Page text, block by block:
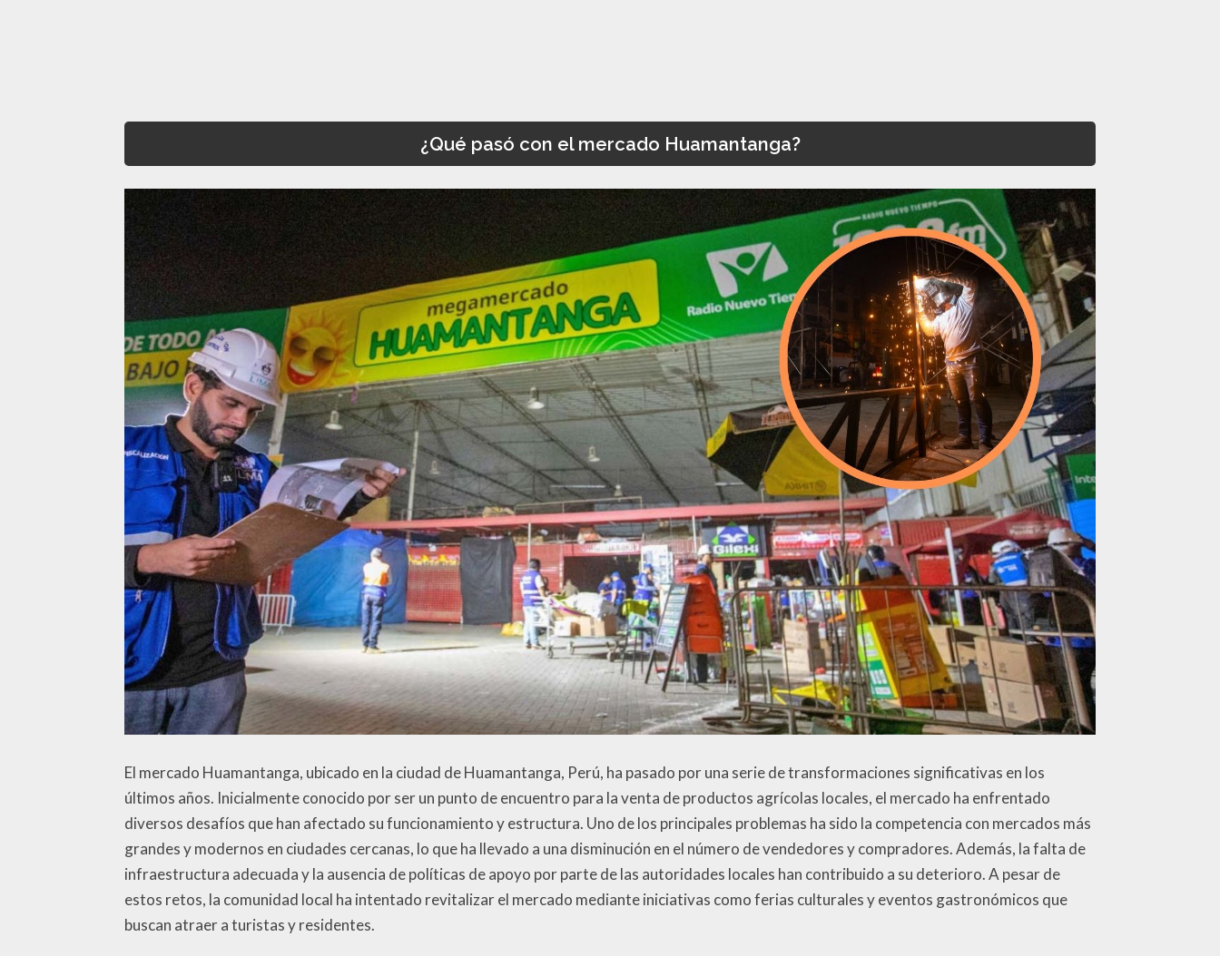
¿Qué pasó con el mercado Huamantanga?
El mercado Huamantanga, ubicado en la ciudad de Huamantanga, Perú, ha pasado por una serie de transformaciones significativas en los
últimos años. Inicialmente conocido por ser un punto de encuentro para la venta de productos agrícolas locales, el mercado ha enfrentado
diversos desafíos que han afectado su funcionamiento y estructura. Uno de los principales problemas ha sido la competencia con mercados más
grandes y modernos en ciudades cercanas, lo que ha llevado a una disminución en el número de vendedores y compradores. Además, la falta de
infraestructura adecuada y la ausencia de políticas de apoyo por parte de las autoridades locales han contribuido a su deterioro. A pesar de
estos retos, la comunidad local ha intentado revitalizar el mercado mediante iniciativas como ferias culturales y eventos gastronómicos que
buscan atraer a turistas y residentes.